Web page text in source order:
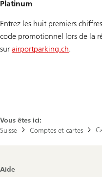
Platinum
Entrez les huit premiers
code promotionnel lors de la
sur airportparking.ch.
Vous êtes ici:
Suisse
Comptes et cartes
Footer
Aide